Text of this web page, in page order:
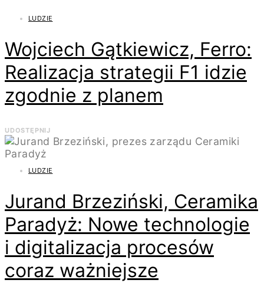
LUDZIE
Wojciech Gątkiewicz, Ferro:
Realizacja strategii F1 idzie
zgodnie z planem
UDOSTĘPNIJ
LUDZIE
Jurand Brzeziński, Ceramika
Paradyż: Nowe technologie
i digitalizacja procesów
coraz ważniejsze